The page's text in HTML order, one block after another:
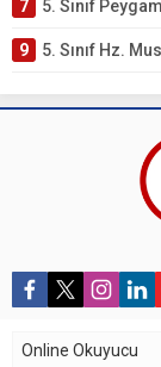
7 5. Sınıf Peygamber
9 5. Sınıf Hz. Musa
Online Okuyucu